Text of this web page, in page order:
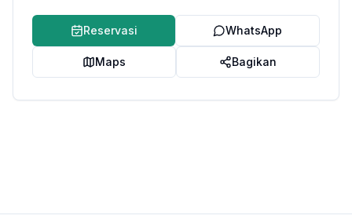
Reservasi WhatsApp
Maps Bagikan